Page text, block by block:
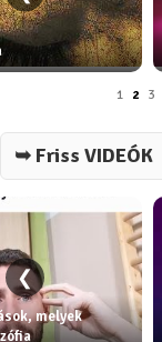
1 2 3
➥ Friss VIDEÓK
❮
melyek